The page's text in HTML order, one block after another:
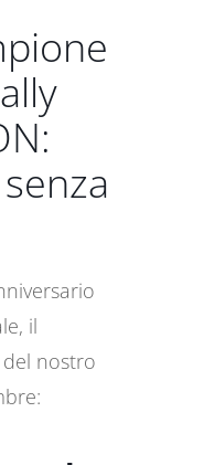
il
nostro